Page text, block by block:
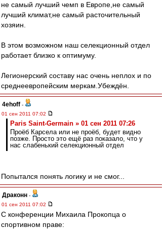
не самый лучший чемп в Европе,не самый
лучший климат,не самый расточительный
хозяин.
В этом возможном наш селекционный отдел
работает близко к оптимуму.
Легионерский составу нас очень неплох и по
среднеевропейским меркам.Убеждён.
4ehoff -
01 сен 2011 07:02
Paris Saint-Germain » 01 сен 2011 07:26
Проёб Карсела или не проёб, будет видно
позже. Просто это ещё раз показало, что у
нас слабенький селекционный отдел
Попытался понять логику и не смог...
Драконн -
01 сен 2011 07:02
С конференции Михаила Прокопца о
спортивном праве: